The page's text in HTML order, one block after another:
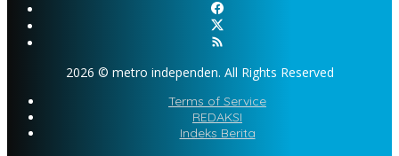
2026 © metro independen. All Rights Reserved
Terms of Service
REDAKSI
Indeks Berita